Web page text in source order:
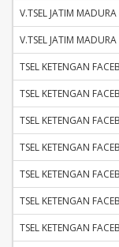
V.TSEL JATIM MADURA
V.TSEL JATIM MADURA
TSEL KETENGAN
TSEL KETENGAN
TSEL KETENGAN
TSEL KETENGAN
TSEL KETENGAN
TSEL KETENGAN
TSEL KETENGAN